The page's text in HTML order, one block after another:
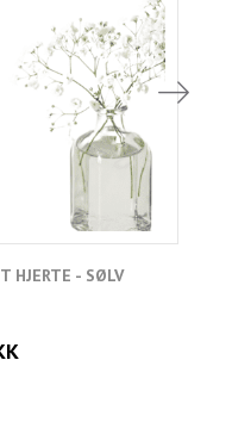
HJERTE - SØLV